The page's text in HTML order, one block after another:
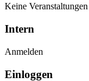
Keine
Intern
Anmelden
Einloggen